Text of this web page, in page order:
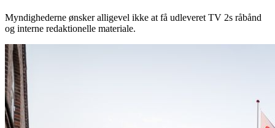
Myndighederne ønsker alligevel ikke at få udleveret TV 2s råbånd
og interne redaktionelle materiale.